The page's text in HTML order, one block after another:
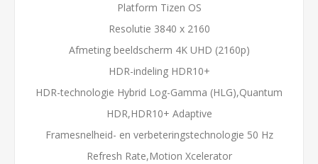
Platform Tizen OS
Resolutie 3840 x 2160
Afmeting beeldscherm 4K UHD (2160p)
HDR-indeling HDR10+
HDR-technologie Hybrid Log-Gamma (HLG),Quantum
HDR,HDR10+ Adaptive
Framesnelheid- en verbeteringstechnologie 50 Hz
Refresh Rate,Motion Xcelerator